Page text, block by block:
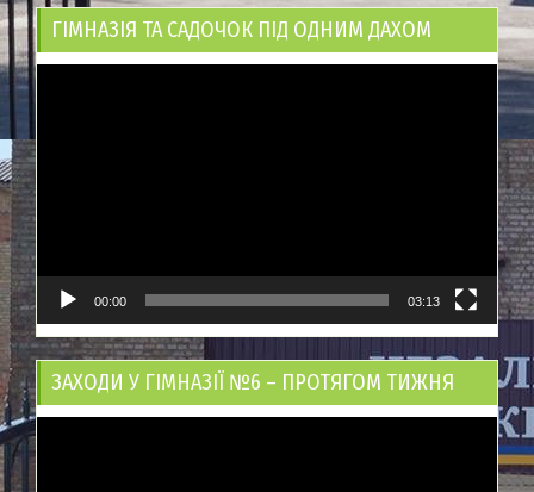
ГІМНАЗІЯ ТА САДОЧОК ПІД ОДНИМ ДАХОМ
00:00 03:13
ЗАХОДИ У ГІМНАЗІЇ №6 – ПРОТЯГОМ ТИЖНЯ